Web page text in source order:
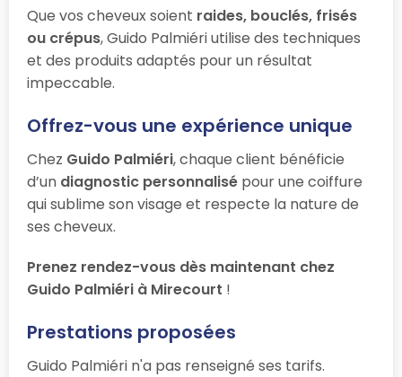
Que vos cheveux soient raides, bouclés, frisés
ou crépus, Guido Palmiéri utilise des techniques
et des produits adaptés pour un résultat
impeccable.
Offrez-vous une expérience unique
Chez Guido Palmiéri, chaque client bénéficie
d’un diagnostic personnalisé pour une coiffure
qui sublime son visage et respecte la nature de
ses cheveux.
Prenez rendez-vous dès maintenant chez
Guido Palmiéri à Mirecourt !
Prestations proposées
Guido Palmiéri n'a pas renseigné ses tarifs.